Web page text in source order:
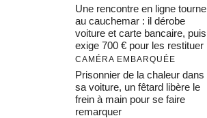
Une rencontre en ligne tourne
au cauchemar : il dérobe
voiture et carte bancaire, puis
exige 700 € pour les restituer
CAMÉRA EMBARQUÉE
Prisonnier de la chaleur dans
sa voiture, un fêtard libère le
frein à main pour se faire
remarquer